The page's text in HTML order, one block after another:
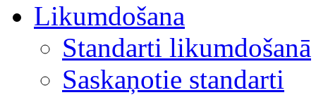
Likumdošana
Standarti likumdošanā
Saskaņotie standarti